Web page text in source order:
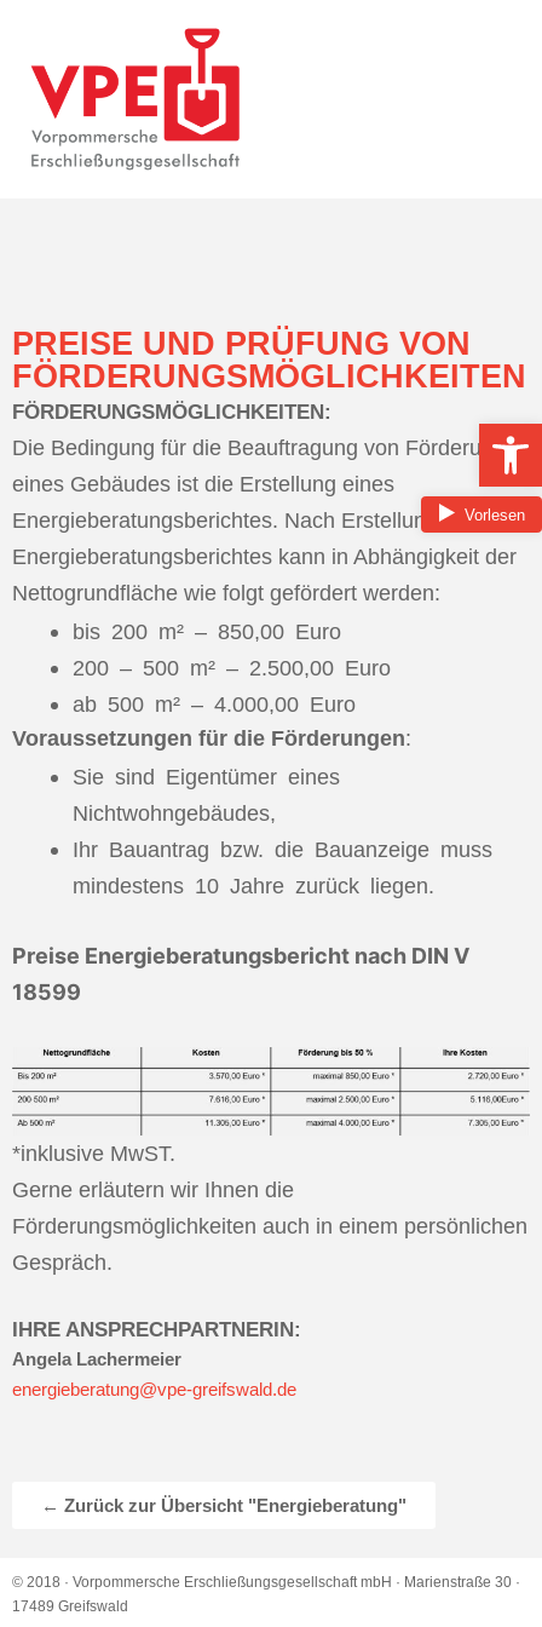
PREISE UND PRÜFUNG VON
FÖRDERUNGSMÖGLICHKEITEN
FÖRDERUNGSMÖGLICHKEITEN:
Die Bedingung für die Beauftragung von Förderungen
eines Gebäudes ist die Erstellung eines
Energieberatungsberichtes. Nach Erstellung des
Energieberatungsberichtes kann in Abhängigkeit der
Nettogrundfläche wie folgt gefördert werden:
bis 200 m² – 850,00 Euro
200 – 500 m² – 2.500,00 Euro
ab 500 m² – 4.000,00 Euro
Voraussetzungen für die Förderungen:
Sie sind Eigentümer eines
Nichtwohngebäudes,
Ihr Bauantrag bzw. die Bauanzeige muss
mindestens 10 Jahre zurück liegen.
Preise Energieberatungsbericht nach DIN V
18599
*inklusive MwST.
Gerne erläutern wir Ihnen die
Förderungsmöglichkeiten auch in einem persönlichen
Gespräch.
IHRE ANSPRECHPARTNERIN:
Angela Lachermeier
energieberatung@vpe-greifswald.de
← Zurück zur Übersicht "Energieberatung"
© 2018 · Vorpommersche Erschließungsgesellschaft mbH · Marienstraße 30 ·
17489 Greifswald